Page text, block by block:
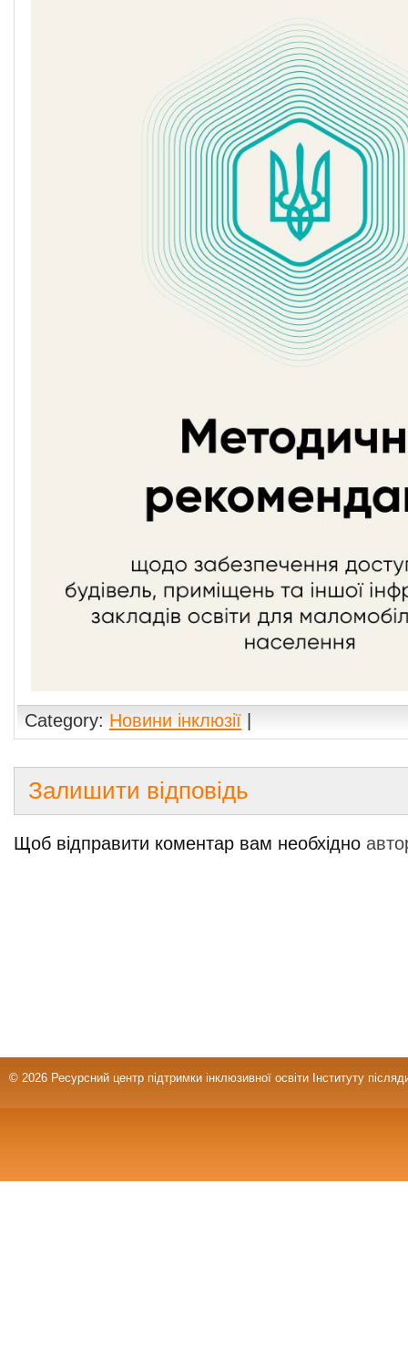
Category: Новини інклюзії
Залишити відповідь
Щоб відправити коментар вам необхідно
© 2026 Ресурсний центр підтримки інклюзивної освіти Інституту